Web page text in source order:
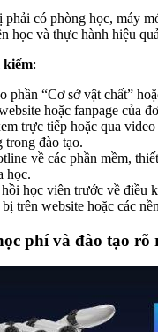
có phòng học, máy
học và thực hành hiệu
kiếm:
phần “Cơ sở vật chất”
hoặc fanpage của
trực tiếp hoặc qua
trong đào tạo.
về các phần mềm,
học.
học viên trước về điều
trên website hoặc các
phí và đào tạo rõ